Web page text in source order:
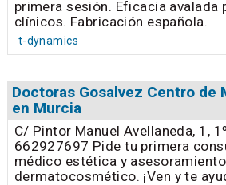
primera sesión. Eficacia avalada
clínicos. Fabricación española.
t-dynamics
Doctoras Gosalvez Centro de
en Murcia
C/ Pintor Manuel Avellaneda, 1,
662927697 Pide tu primera
médico estética y asesoramiento
dermatocosmético. ¡Ven y te